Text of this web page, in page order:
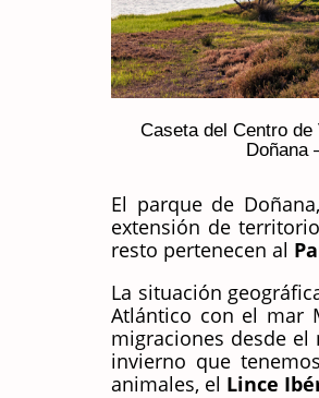
Caseta del Centro
Doñana
El parque de
extensión de
resto pertenecen al
La situación
Atlántico con el mar
migraciones desde
invierno que
animales, el Lince